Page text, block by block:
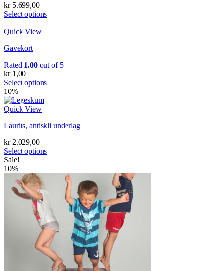
kr5.699,00
Select options
Quick View
Gavekort
Rated 1.00 out of 5
kr1,00
Select options
10%
Quick View
Laurits, antiskli underlag
kr2.029,00
Select options
Sale!
10%